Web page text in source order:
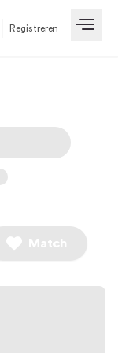
Registreren
Match